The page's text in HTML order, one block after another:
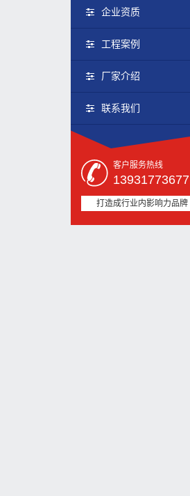
企业资质
工程案例
厂家介绍
联系我们
客户服务热线
13931773677
打造成行业内影响力品牌